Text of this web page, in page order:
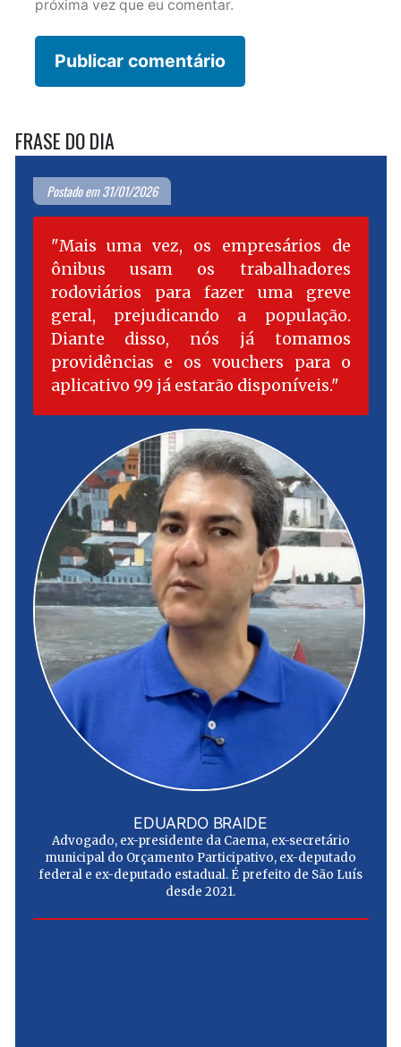
próxima vez que eu comentar.
FRASE DO DIA
Postado em 31/01/2026
Mais uma vez, os empresários de
ônibus usam os trabalhadores
rodoviários para fazer uma greve
geral, prejudicando a população.
Diante disso, nós já tomamos
providências e os vouchers para o
aplicativo 99 já estarão disponíveis.
EDUARDO BRAIDE
Advogado, ex-presidente da Caema, ex-secretário
municipal do Orçamento Participativo, ex-deputado
federal e ex-deputado estadual. É prefeito de São Luís
desde 2021.